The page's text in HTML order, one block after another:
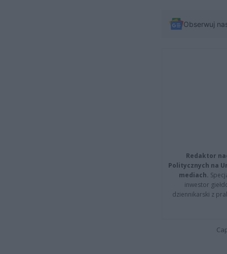
Obserwuj
Redaktor
Politycznych na
mediach.
inwestor
dziennikarski z